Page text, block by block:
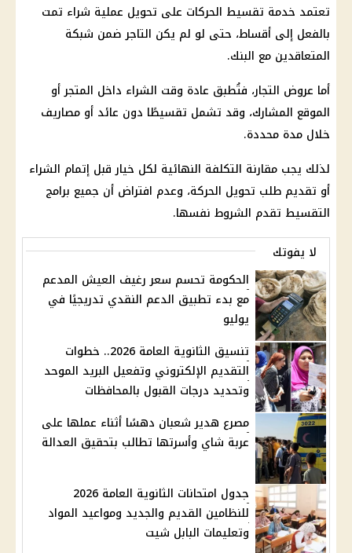
تعتمد خدمة تقسيط الحركات على تحويل عملية شراء تمت
بالفعل إلى أقساط، حتى لو لم يكن التاجر ضمن شبكة
المتعاقدين مع البنك.
أما عروض التجار، فتُطبق عادة وقت الشراء داخل المتجر أو
الموقع المشارك، وقد تشمل تقسيطًا دون عائد أو مصاريف
خلال مدة محددة.
لذلك يجب مقارنة التكلفة النهائية لكل خيار قبل إتمام الشراء
أو تقديم طلب تحويل الحركة، وعدم افتراض أن جميع برامج
التقسيط تقدم الشروط نفسها.
لا يفوتك
الحكومة تحسم سعر رغيف العيش المدعم
مع بدء تطبيق الدعم النقدي تدريجيًا في
يوليو
تنسيق الثانوية العامة 2026.. خطوات
التقديم الإلكتروني وتفعيل البريد الموحد
وتحديد درجات القبول بالمحافظات
مصرع هدير شعبان دهسًا أثناء عملها على
عربة شاي وأسرتها تطالب بتحقيق العدالة
جدول امتحانات الثانوية العامة 2026
للنظامين القديم والجديد ومواعيد المواد
وتعليمات البابل شيت